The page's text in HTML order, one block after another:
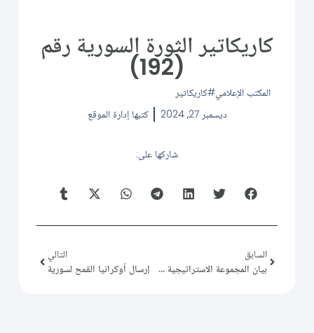
كاريكاتير الثورة السورية رقم
(192)
المكتب الإعلامي كاريكاتير
ديسمبر 27, 2024
كتبها إدارة الموقع
شاركها على:
السابق
بيان المجموعة الاستراتيجية للخبراء السوريين المستقلين
التالي
إرسال أوكرانيا القمح لسورية